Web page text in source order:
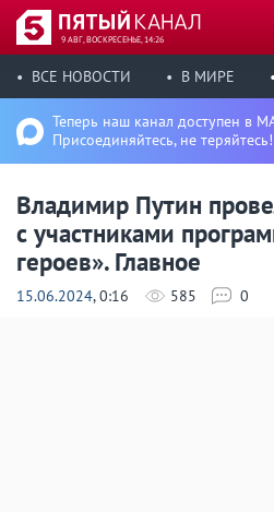
9 АВГ, ВОСКРЕСЕНЬЕ, 14:26
ВСЕ НОВОСТИ В МИРЕ
Теперь наш канал доступен в
Присоединяйтесь, не теряйтесь!
Владимир Путин
с участниками
героев». Главное
15.06.2024, 0:16 585 0